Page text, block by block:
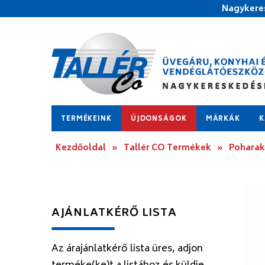
TERMÉKEINK ÚJDONSÁGOK MÁRKÁK
Kezdőoldal » Tallér CO Termékek » Poharak
AJÁNLATKÉRŐ LISTA
Az árajánlatkérő lista üres, adjon